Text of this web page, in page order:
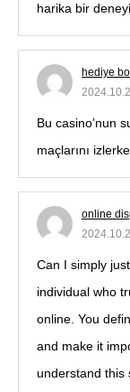
harika bir
hediye
Bu casino’nun
maçlarını
online
Can I simply
individual who
online. You
and make it
understand this